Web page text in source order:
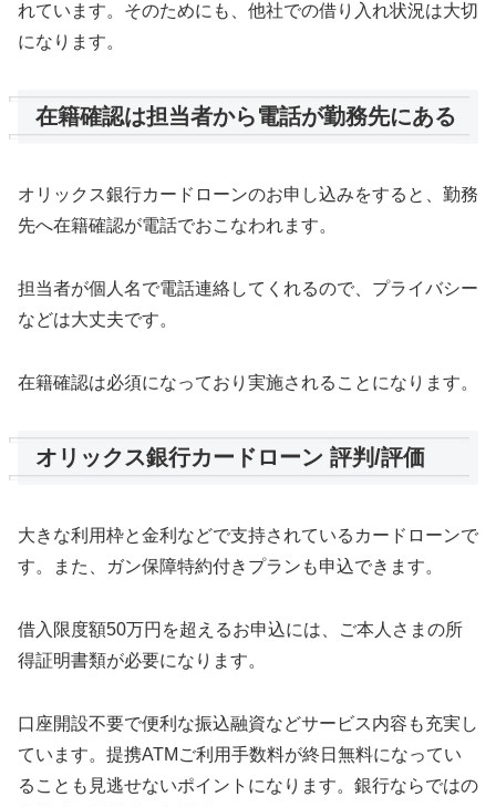
れています。そのためにも、他社での借り入れ状況は大切
になります。
在籍確認は担当者から電話が勤務先にある
オリックス銀行カードローンのお申し込みをすると、勤務
先へ在籍確認が電話でおこなわれます。
担当者が個人名で電話連絡してくれるので、プライバシー
などは大丈夫です。
在籍確認は必須になっており実施されることになります。
オリックス銀行カードローン 評判/評価
大きな利用枠と金利などで支持されているカードローンで
す。また、ガン保障特約付きプランも申込できます。
借入限度額50万円を超えるお申込には、ご本人さまの所
得証明書類が必要になります。
口座開設不要で便利な振込融資などサービス内容も充実し
ています。提携ATMご利用手数料が終日無料になってい
ることも見逃せないポイントになります。銀行ならではの